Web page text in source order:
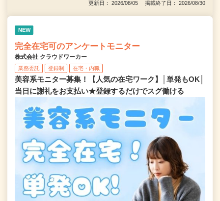
更新日： 2026/08/05 掲載終了日： 2026/08/30
NEW
完全在宅可のアンケートモニター
株式会社 クラウドワーカー
業務委託 登録制 在宅・内職
美容系モニター募集！【人気の在宅ワーク】│単発もOK│
当日に謝礼をお支払い★登録するだけでスグ働ける